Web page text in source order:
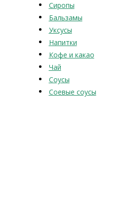
Сиропы
Бальзамы
Уксусы
Напитки
Кофе и какао
Чай
Соусы
Соевые соусы